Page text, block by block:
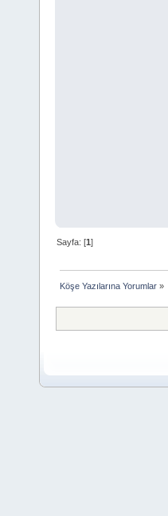
Sayfa: [1]
Köşe Yazılarına Yorumlar »